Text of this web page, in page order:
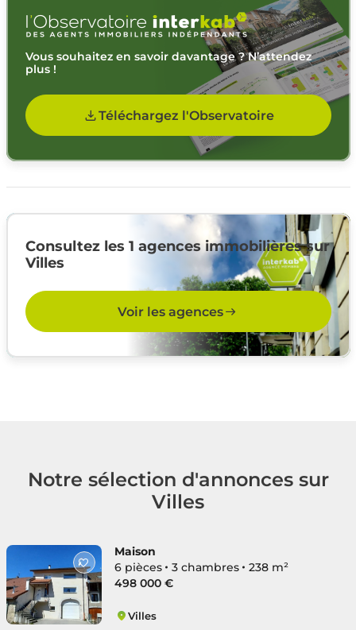
Vous souhaitez en savoir davantage ? N’attendez
plus !
Téléchargez l'Observatoire
Consultez les 1 agences immobilières sur
Villes
Voir les agences
Notre sélection d'annonces sur
Villes
Maison
6 pièces
3 chambres
238 m²
498 000 €
Villes